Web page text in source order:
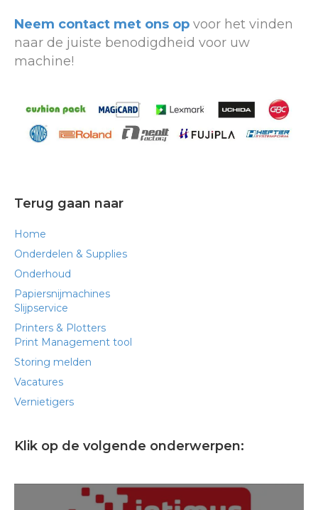
Neem contact met ons op voor het vinden
naar de juiste benodigdheid voor uw
machine!
Terug gaan naar
Home
Onderdelen & Supplies
Onderhoud
Papiersnijmachines
Slijpservice
Printers & Plotters
Print Management tool
Storing melden
Vacatures
Vernietigers
Klik op de volgende onderwerpen: